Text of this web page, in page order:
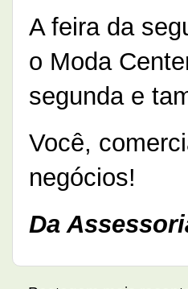
A feira da
o Moda
segunda e
Você,
negócios!
Da